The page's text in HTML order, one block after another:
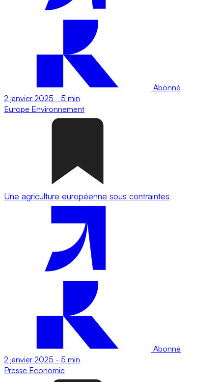
Abonné
2 janvier 2025 - 5 min
Europe Environnement
Une agriculture européenne sous contraintes
Abonné
2 janvier 2025 - 5 min
Presse Economie